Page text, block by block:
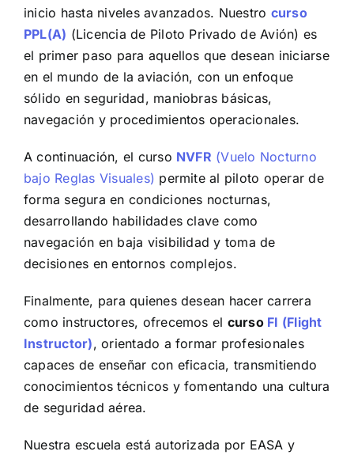
inicio hasta niveles avanzados. Nuestro curso
PPL(A) (Licencia de Piloto Privado de Avión) es
el primer paso para aquellos que desean iniciarse
en el mundo de la aviación, con un enfoque
sólido en seguridad, maniobras básicas,
navegación y procedimientos operacionales.
A continuación, el curso NVFR (Vuelo Nocturno
bajo Reglas Visuales) permite al piloto operar de
forma segura en condiciones nocturnas,
desarrollando habilidades clave como
navegación en baja visibilidad y toma de
decisiones en entornos complejos.
Finalmente, para quienes desean hacer carrera
como instructores, ofrecemos el curso FI (Flight
Instructor), orientado a formar profesionales
capaces de enseñar con eficacia, transmitiendo
conocimientos técnicos y fomentando una cultura
de seguridad aérea.
Nuestra escuela está autorizada por EASA y